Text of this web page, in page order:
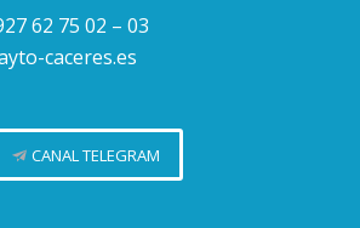
62 75 02 – 03
caceres.es
CANAL TELEGRAM